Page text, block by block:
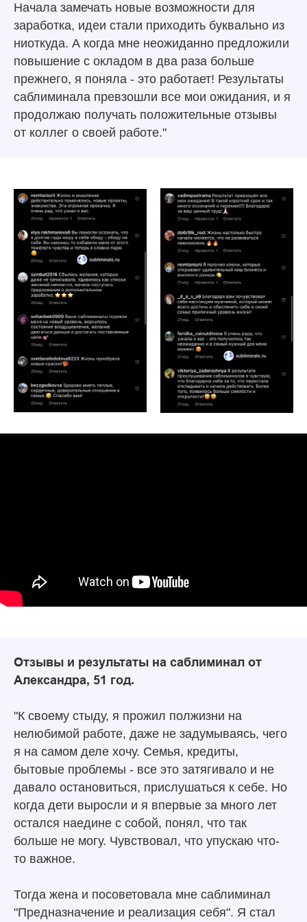
Начала замечать новые возможности для
заработка, идеи стали приходить буквально из
ниоткуда. А когда мне неожиданно предложили
повышение с окладом в два раза больше
прежнего, я поняла - это работает! Результаты
саблиминала превзошли все мои ожидания, и я
продолжаю получать положительные отзывы
от коллег о своей работе."
Отзывы и результаты на саблиминал от
Александра, 51 год.
"К своему стыду, я прожил полжизни на
нелюбимой работе, даже не задумываясь, чего
я на самом деле хочу. Семья, кредиты,
бытовые проблемы - все это затягивало и не
давало остановиться, прислушаться к себе. Но
когда дети выросли и я впервые за много лет
остался наедине с собой, понял, что так
больше не могу. Чувствовал, что упускаю что-
то важное.
Тогда жена и посоветовала мне саблиминал
"Предназначение и реализация себя". Я стал